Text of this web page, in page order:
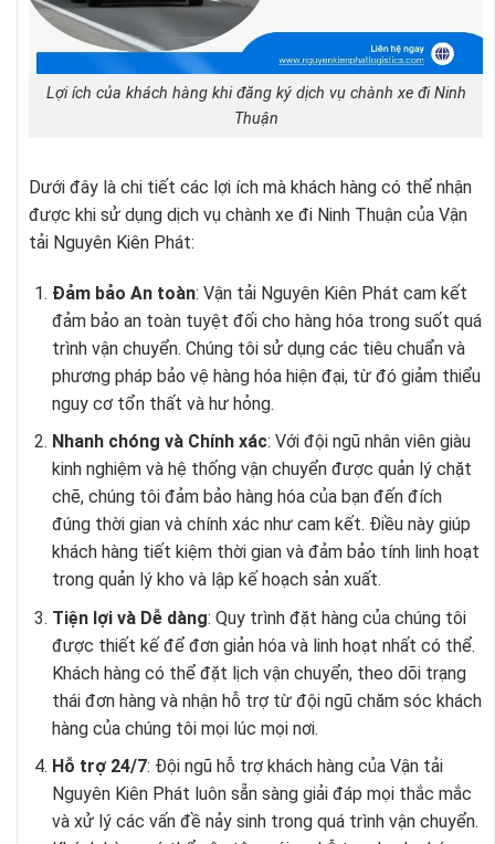
Lợi ích của khách hàng khi đăng ký dịch vụ chành xe đi Ninh
Thuận
Dưới đây là chi tiết các lợi ích mà khách hàng có thể nhận
được khi sử dụng dịch vụ chành xe đi Ninh Thuận của Vận
tải Nguyên Kiên Phát:
Đảm bảo An toàn: Vận tải Nguyên Kiên Phát cam kết
đảm bảo an toàn tuyệt đối cho hàng hóa trong suốt quá
trình vận chuyển. Chúng tôi sử dụng các tiêu chuẩn và
phương pháp bảo vệ hàng hóa hiện đại, từ đó giảm thiểu
nguy cơ tổn thất và hư hỏng.
Nhanh chóng và Chính xác: Với đội ngũ nhân viên giàu
kinh nghiệm và hệ thống vận chuyển được quản lý chặt
chẽ, chúng tôi đảm bảo hàng hóa của bạn đến đích
đúng thời gian và chính xác như cam kết. Điều này giúp
khách hàng tiết kiệm thời gian và đảm bảo tính linh hoạt
trong quản lý kho và lập kế hoạch sản xuất.
Tiện lợi và Dễ dàng: Quy trình đặt hàng của chúng tôi
được thiết kế để đơn giản hóa và linh hoạt nhất có thể.
Khách hàng có thể đặt lịch vận chuyển, theo dõi trạng
thái đơn hàng và nhận hỗ trợ từ đội ngũ chăm sóc khách
hàng của chúng tôi mọi lúc mọi nơi.
Hỗ trợ 24/7: Đội ngũ hỗ trợ khách hàng của Vận tải
Nguyên Kiên Phát luôn sẵn sàng giải đáp mọi thắc mắc
và xử lý các vấn đề nảy sinh trong quá trình vận chuyển.